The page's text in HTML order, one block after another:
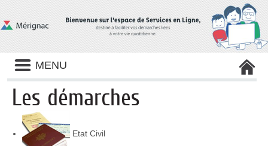
MENU
Les démarches
Etat Civil
Panneau de gestion des cookies